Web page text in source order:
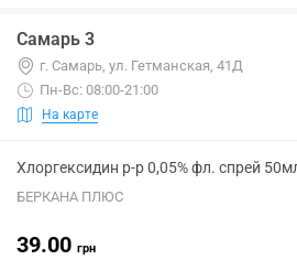
Самарь 3
г. Самарь, ул. Гетманская, 41Д
Пн-Вс: 08:00-21:00
На карте
Хлоргексидин р-р 0,05% фл. спрей
БЕРКАНА ПЛЮС
39.00 грн